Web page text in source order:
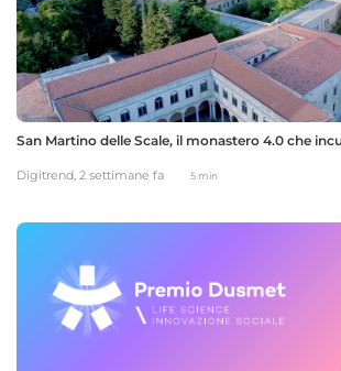
San Martino delle Scale, il monastero 4.0 che
Digitrend, 2 settimane fa 5 min